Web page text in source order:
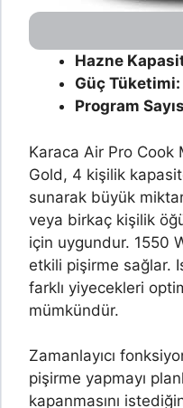
Hazne
Güç Tüketimi:
Program
Karaca Air Pro Cook
Gold, 4 kişilik
sunarak büyük
veya birkaç kişilik
için uygundur. 1550
etkili pişirme sağlar.
farklı yiyecekleri
mümkündür.
Zamanlayıcı
pişirme yapmayı
kapanmasını